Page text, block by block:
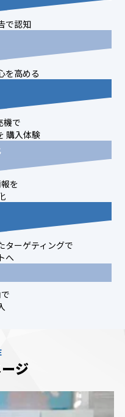
で認知
を高める
機で
購入体験
を
ターゲティングで
へ
ジ